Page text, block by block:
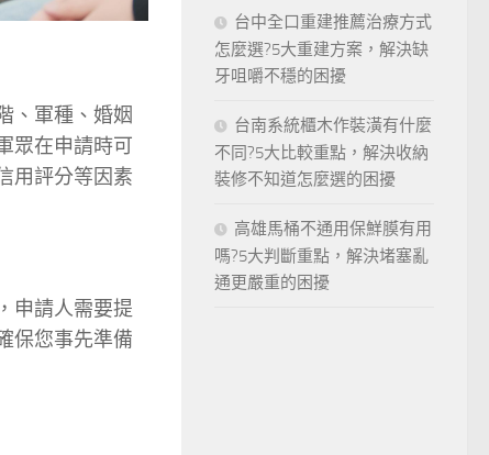
、軍種、婚姻
眾在申請時可
用評分等因素
申請人需要提
保您事先準備
台中全口重建推薦治療方式
怎麼選?5大重建方案，解決缺
牙咀嚼不穩的困擾
台南系統櫃木作裝潢有什麼
不同?5大比較重點，解決收納
裝修不知道怎麼選的困擾
高雄馬桶不通用保鮮膜有用
嗎?5大判斷重點，解決堵塞亂
通更嚴重的困擾